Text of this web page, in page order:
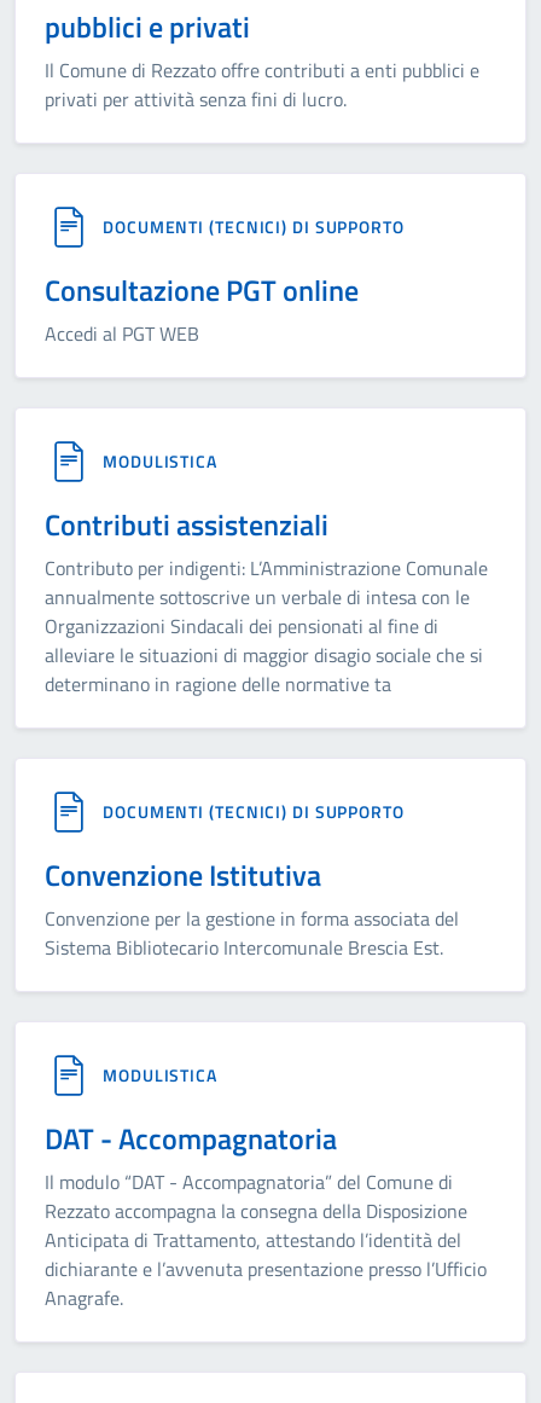
pubblici e privati
Il Comune di Rezzato offre contributi a enti pubblici e
privati per attività senza fini di lucro.
DOCUMENTI (TECNICI) DI SUPPORTO
Consultazione PGT online
Accedi al PGT WEB
MODULISTICA
Contributi assistenziali
Contributo per indigenti: L’Amministrazione Comunale
annualmente sottoscrive un verbale di intesa con le
Organizzazioni Sindacali dei pensionati al fine di
alleviare le situazioni di maggior disagio sociale che si
determinano in ragione delle normative ta
DOCUMENTI (TECNICI) DI SUPPORTO
Convenzione Istitutiva
Convenzione per la gestione in forma associata del
Sistema Bibliotecario Intercomunale Brescia Est.
MODULISTICA
DAT - Accompagnatoria
Il modulo “DAT - Accompagnatoria” del Comune di
Rezzato accompagna la consegna della Disposizione
Anticipata di Trattamento, attestando l’identità del
dichiarante e l’avvenuta presentazione presso l’Ufficio
Anagrafe.